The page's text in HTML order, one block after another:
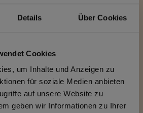
Details Über Cookies
Cookies
um Inhalte und Anzeigen zu
für soziale Medien anbieten
auf unsere Website zu
geben wir Informationen zu Ihrer
her und wie
natürlichen Zutaten